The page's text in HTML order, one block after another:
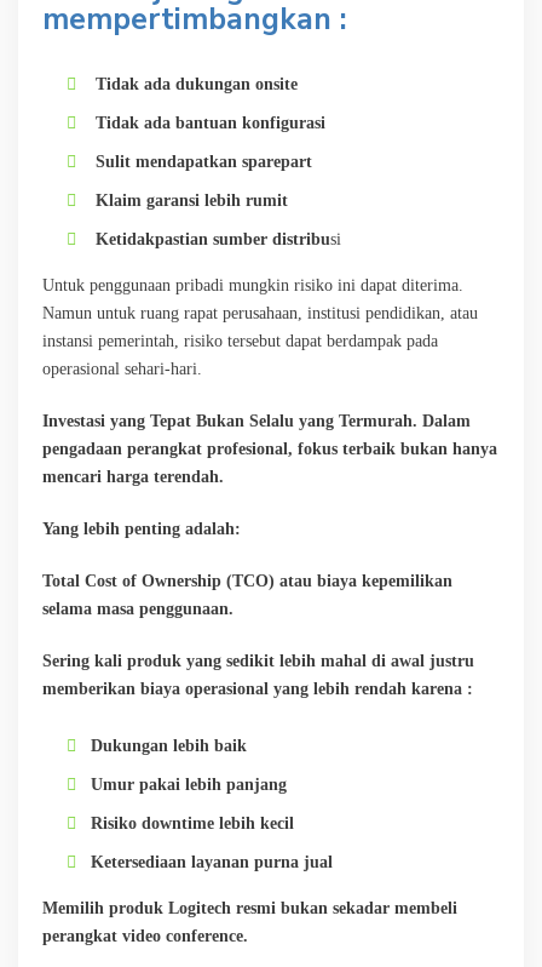
mempertimbangkan :
Tidak ada dukungan onsite
Tidak ada bantuan konfigurasi
Sulit mendapatkan sparepart
Klaim garansi lebih rumit
Ketidakpastian sumber distribusi
Untuk penggunaan pribadi mungkin risiko ini dapat diterima.
Namun untuk ruang rapat perusahaan, institusi pendidikan, atau
instansi pemerintah, risiko tersebut dapat berdampak pada
operasional sehari-hari.
Investasi yang Tepat Bukan Selalu yang Termurah. Dalam
pengadaan perangkat profesional, fokus terbaik bukan hanya
mencari harga terendah.
Yang lebih penting adalah:
Total Cost of Ownership (TCO) atau biaya kepemilikan
selama masa penggunaan.
Sering kali produk yang sedikit lebih mahal di awal justru
memberikan biaya operasional yang lebih rendah karena :
Dukungan lebih baik
Umur pakai lebih panjang
Risiko downtime lebih kecil
Ketersediaan layanan purna jual
Memilih produk Logitech resmi bukan sekadar membeli
perangkat video conference.